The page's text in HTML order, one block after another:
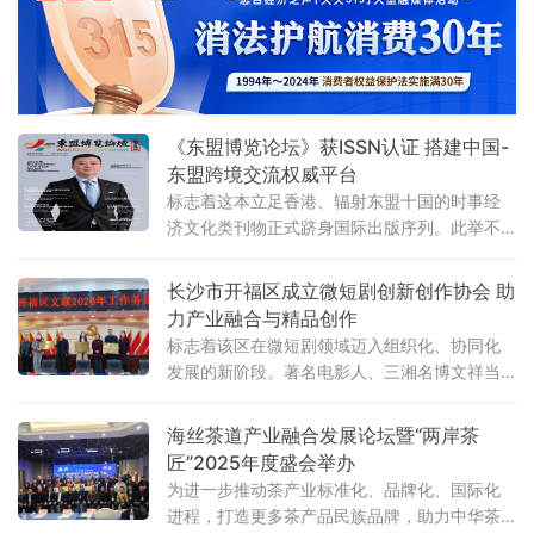
办，福建省人工智能协会承办，中国信息通信
研究院工业互联网与物联网研究所等多家单位
协办，以搭建精准对接平台、促成产业合作、
推广典型应用场景为核心，为厦门制造业智能
化转型注入新动能。
《东盟博览论坛》获ISSN认证 搭建中国-
东盟跨境交流权威平台
标志着这本立足香港、辐射东盟十国的时事经
济文化类刊物正式跻身国际出版序列。此举不
自贸区3.0版深化合作背景下，为国内企业拓展
东盟市场搭
长沙市开福区成立微短剧创新创作协会 助
力产业融合与精品创作
标志着该区在微短剧领域迈入组织化、协同化
发展的新阶段。著名电影人、三湘名博文祥当
作与创新的行业组织，协会将致力于整合区内
优质资源，搭建合作平台，推动微短剧内容提
质与产业升级。文祥在致辞中表示，深感责任
重大，并对区委宣传部、区文联等单位的指导
支持，以及各兄弟协会和全体会员的共同努力
海丝茶道产业融合发展论坛暨“两岸茶
匠”2025年度盛会举办
为进一步推动茶产业标准化、品牌化、国际化
进程，打造更多茶产品民族品牌，助力中华茶